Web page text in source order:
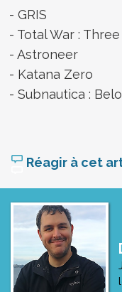
- GRIS
- Total War :
- Astroneer
- Katana Zero
- Subnautica :
Réagir à cet